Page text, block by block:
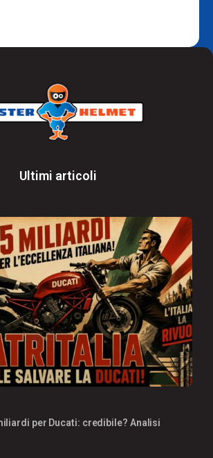
Ultimi articoli
per Ducati: credibile? Analisi